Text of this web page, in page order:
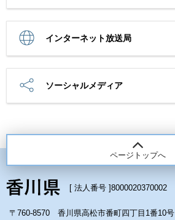
インターネット放送局
ソーシャルメディア
ページトップへ
[ 法人番号 ]8000020370002
〒760-8570 香川県高松市番町四丁目1番10号